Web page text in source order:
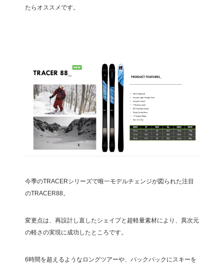
たらオススメです。
今季のTRACERシリーズで唯一モデルチェンジが図られた注目
のTRACER88。
変更点は、再設計し直したシェイプと超軽量素材により、異次元
の軽さの実現に成功したところです。
6時間を超えるようなロングツアーや、バックパックにスキーを